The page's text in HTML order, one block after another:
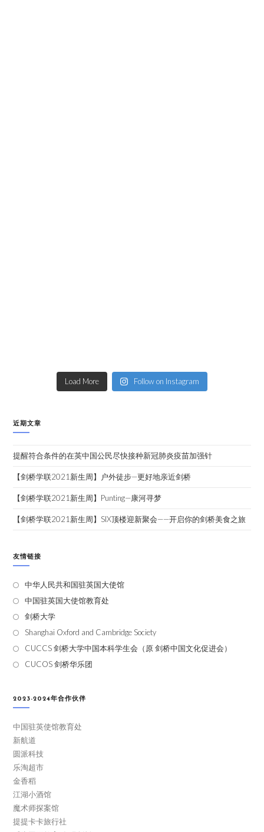
Load More Follow on Instagram
近期文章
提醒符合条件的在英中国公民尽快接种新冠肺炎疫苗加强针
【剑桥学联2021新生周】户外徒步—更好地亲近剑桥
【剑桥学联2021新生周】Punting—康河寻梦
【剑桥学联2021新生周】SIX顶楼迎新聚会——开启你的剑桥美食之旅
友情链接
中华人民共和国驻英国大使馆
中国驻英国大使馆教育处
剑桥大学
Shanghai Oxford and Cambridge Society
CUCCS 剑桥大学中国本科学生会（原 剑桥中国文化促进会）
CUCOS 剑桥华乐团
2023-2024年合作伙伴
中国驻英使馆教育处
新航道
圆派科技
乐淘超市
金香稻
江湖小酒馆
魔术师探案馆
提提卡卡旅行社